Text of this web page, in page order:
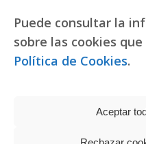
Puede consultar la
sobre las cookies
Política de Cookies.
Aceptar